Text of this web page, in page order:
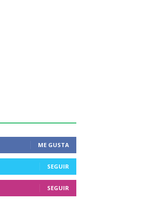
ME GUSTA
SEGUIR
SEGUIR